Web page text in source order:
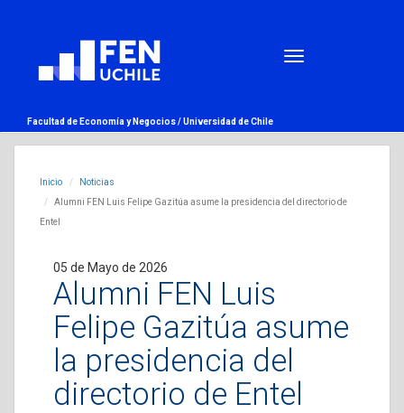
Facultad de Economía y Negocios /Universidad de Chile
Inicio
Noticias
Alumni FEN Luis Felipe Gazitúa asume la presidencia del directorio de
Entel
05 de Mayo de 2026
Alumni FEN Luis
Felipe Gazitúa asume
la presidencia del
directorio de Entel